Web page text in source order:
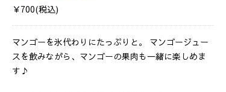
￥700(税込)
マンゴーを氷代わりにたっぷりと。 マンゴージュー
スを飲みながら、マンゴーの果肉も一緒に楽しめま
す♪